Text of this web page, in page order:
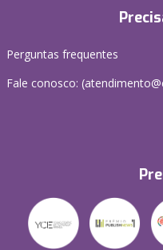
Perguntas frequentes
Fale conosco: